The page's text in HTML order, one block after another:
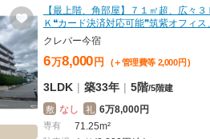
【最上階、角部屋】７１㎡超、広々３
Ｋ❝カード決済対応可能❞筑紫オフィ
クレバー今宿
6万8,000 円 (＋管理費等 2,000 円 )
3LDK | 築33年 | 5階/5階建
敷 なし 礼 6万8,000円
専有 71.25m²